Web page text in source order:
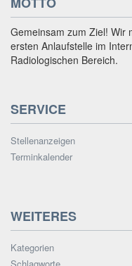
Gemeinsam zum Ziel! Wir
ersten Anlaufstelle im
Radiologischen Bereich.
SERVICE
Stellenanzeigen
Terminkalender
WEITERES
Kategorien